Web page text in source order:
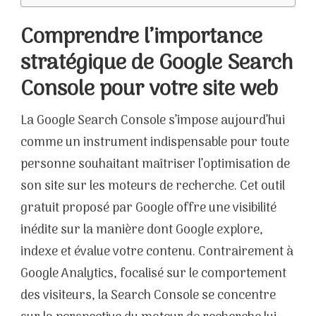
Comprendre l’importance
stratégique de Google Search
Console pour votre site web
La Google Search Console s’impose aujourd’hui
comme un instrument indispensable pour toute
personne souhaitant maîtriser l’optimisation de
son site sur les moteurs de recherche. Cet outil
gratuit proposé par Google offre une visibilité
inédite sur la manière dont Google explore,
indexe et évalue votre contenu. Contrairement à
Google Analytics, focalisé sur le comportement
des visiteurs, la Search Console se concentre